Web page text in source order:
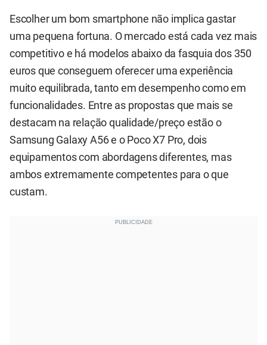
Escolher um bom smartphone não implica gastar
uma pequena fortuna. O mercado está cada vez mais
competitivo e há modelos abaixo da fasquia dos 350
euros que conseguem oferecer uma experiência
muito equilibrada, tanto em desempenho como em
funcionalidades. Entre as propostas que mais se
destacam na relação qualidade/preço estão o
Samsung Galaxy A56 e o Poco X7 Pro, dois
equipamentos com abordagens diferentes, mas
ambos extremamente competentes para o que
custam.